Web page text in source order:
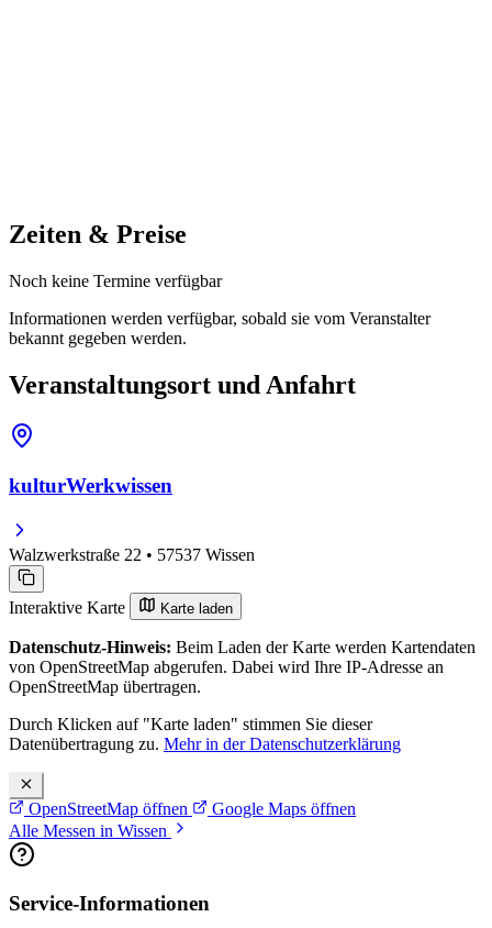
Zeiten & Preise
Noch keine Termine verfügbar
Informationen werden verfügbar, sobald sie vom Veranstalter
bekannt gegeben werden.
Veranstaltungsort und Anfahrt
kulturWerkwissen
Walzwerkstraße 22 • 57537 Wissen
Interaktive Karte Karte laden
Datenschutz-Hinweis: Beim Laden der Karte werden Kartendaten
von OpenStreetMap abgerufen. Dabei wird Ihre IP-Adresse an
OpenStreetMap übertragen.
Durch Klicken auf "Karte laden" stimmen Sie dieser
Datenübertragung zu. Mehr in der Datenschutzerklärung
OpenStreetMap öffnen
Google Maps öffnen
Alle Messen in Wissen
Service-Informationen